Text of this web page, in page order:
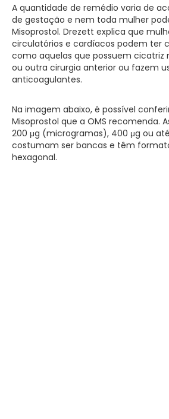
A quantidade de remédio varia de
de gestação e nem toda mulher
Misoprostol. Drezett explica que
circulatórios e cardíacos podem ter
como aquelas que possuem cicatriz
ou outra cirurgia anterior ou fazem
anticoagulantes.
Na imagem abaixo, é possível
Misoprostol que a OMS recomenda.
200 μg (microgramas), 400 μg ou
costumam ser bancas e têm
hexagonal.